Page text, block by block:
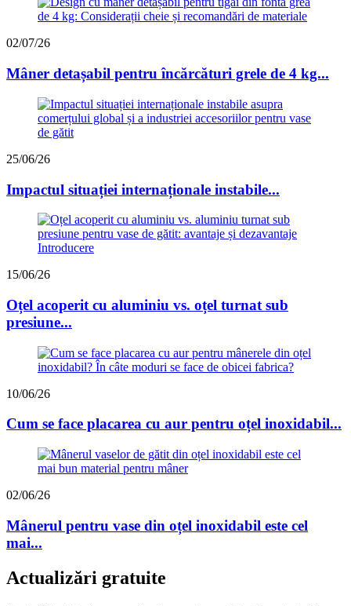
02/07/26
Mâner detașabil pentru încărcături grele de 4 kg...
25/06/26
Impactul situației internaționale instabile...
15/06/26
Oțel acoperit cu aluminiu vs. oțel turnat sub
presiune...
10/06/26
Cum se face placarea cu aur pentru oțel inoxidabil...
02/06/26
Mânerul pentru vase din oțel inoxidabil este cel
mai...
Actualizări gratuite